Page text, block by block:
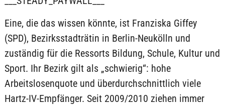
Eine, die das wissen könnte, ist Franziska Giffey
(SPD), Bezirksstadträtin in Berlin-Neukölln und
zuständig für die Ressorts Bildung, Schule, Kultur und
Sport. Ihr Bezirk gilt als „schwierig“: hohe
Arbeitslosenquote und überdurchschnittlich viele
Hartz-IV-Empfänger. Seit 2009/2010 ziehen immer